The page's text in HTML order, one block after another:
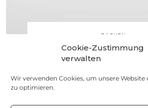
Cookie-Zustimmung
verwalten
Wir verwenden Cookies, um unsere Website
zu optimieren.
BACKEN
– Lebkuchen